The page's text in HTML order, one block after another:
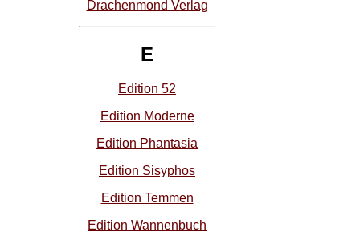
Drachenmond Verlag
E
Edition 52
Edition Moderne
Edition Phantasia
Edition Sisyphos
Edition Temmen
Edition Wannenbuch